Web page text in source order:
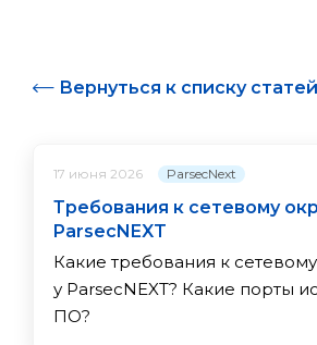
Вернуться к списку статей
17 июня 2026 ParsecNext
Требования к сетевому
ParsecNEXT
Какие требования к
у ParsecNEXT? Какие порты
ПО?